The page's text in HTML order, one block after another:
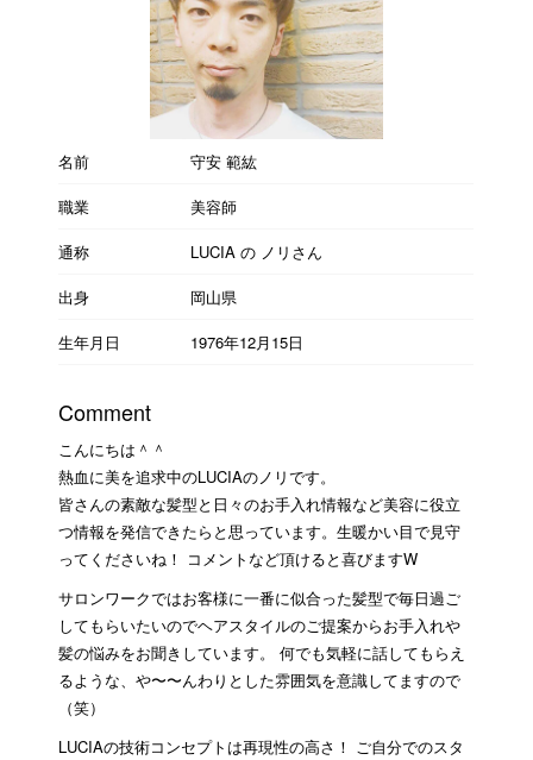
名前
守安 範紘
職業
美容師
通称
LUCIA の ノリさん
出身
岡山県
生年月日
1976年12月15日
Comment
こんにちは＾＾
熱血に美を追求中のLUCIAのノリです。
皆さんの素敵な髪型と日々のお手入れ情報など美容に役立
つ情報を発信できたらと思っています。生暖かい目で見守
ってくださいね！ コメントなど頂けると喜びますW
サロンワークではお客様に一番に似合った髪型で毎日過ご
してもらいたいのでヘアスタイルのご提案からお手入れや
髪の悩みをお聞きしています。 何でも気軽に話してもらえ
るような、や〜〜んわりとした雰囲気を意識してますので
（笑）
LUCIAの技術コンセプトは再現性の高さ！ ご自分でのスタ